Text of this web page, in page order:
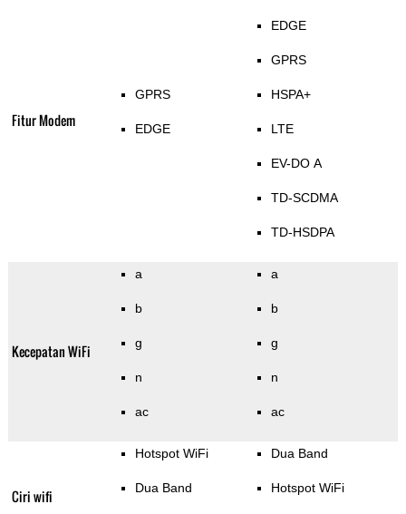
Fitur Modem
GPRS
EDGE
EDGE
GPRS
HSPA+
LTE
EV-DO A
TD-SCDMA
TD-HSDPA
Kecepatan WiFi
a
b
g
n
ac
a
b
g
n
ac
Ciri wifi
Hotspot WiFi
Dua Band
Dua Band
Hotspot WiFi